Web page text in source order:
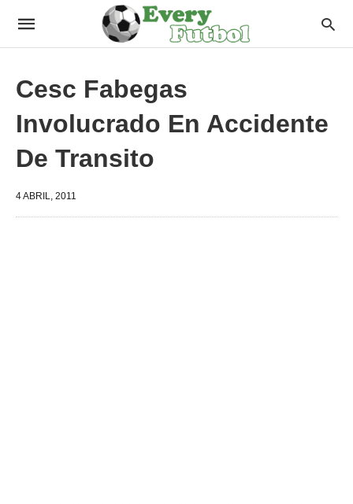
Cesc Fabegas
Involucrado En Accidente
De Transito
4 ABRIL, 2011